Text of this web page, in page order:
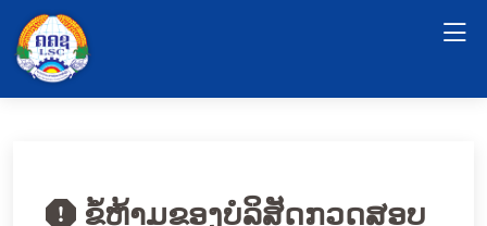
ຂໍ້ຫ້າມຂອງບໍລິສັດກວດສອບ